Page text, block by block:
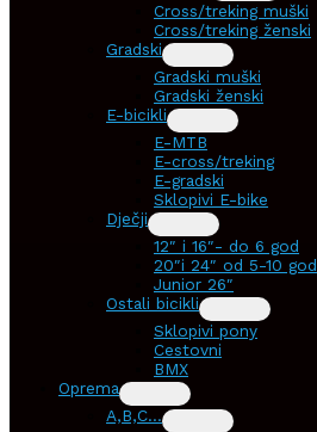
Cross/treking muški
Cross/treking ženski
Gradski
Gradski muški
Gradski ženski
E-bicikli
E-MTB
E-cross/treking
E-gradski
Sklopivi E-bike
Dječji
12″ i 16″- do 6 god
20″i 24″ od 5-10 god
Junior 26″
Ostali bicikli
Sklopivi pony
Cestovni
BMX
Oprema
A,B,C…